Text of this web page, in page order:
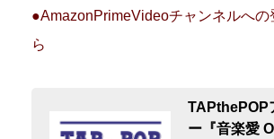
●AmazonPrimeVideoチャンネルへの
ら
TAPthePOP
ー『音楽愛